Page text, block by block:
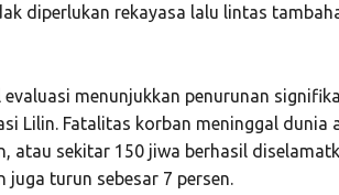
diperlukan rekayasa lalu lintas
menunjukkan penurunan
Lilin. Fatalitas korban meninggal dunia
atau sekitar 150 jiwa berhasil
juga turun sebesar 7 persen.